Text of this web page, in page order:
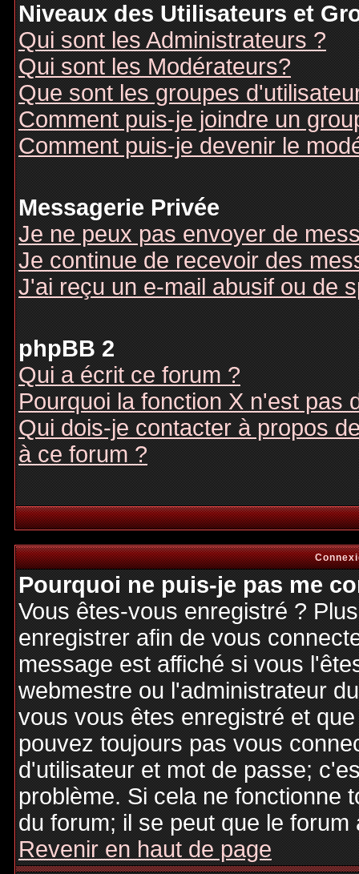
Niveaux des Utilisateurs et
Qui sont les Administrateurs ?
Qui sont les Modérateurs?
Que sont les groupes
Comment puis-je joindre un
Comment puis-je devenir le
Messagerie Privée
Je ne peux pas envoyer de
Je continue de recevoir des
J'ai reçu un e-mail abusif ou de
phpBB 2
Qui a écrit ce forum ?
Pourquoi la fonction X n'est pas
Qui dois-je contacter à propos
à ce forum ?
Pourquoi ne puis-je pas me
Vous êtes-vous enregistré ?
enregistrer afin de vous
message est affiché si vous
webmestre ou l'administrateur
vous vous êtes enregistré et
pouvez toujours pas vous
d'utilisateur et mot de passe;
problème. Si cela ne fonctionne
du forum; il se peut que le
Revenir en haut de page